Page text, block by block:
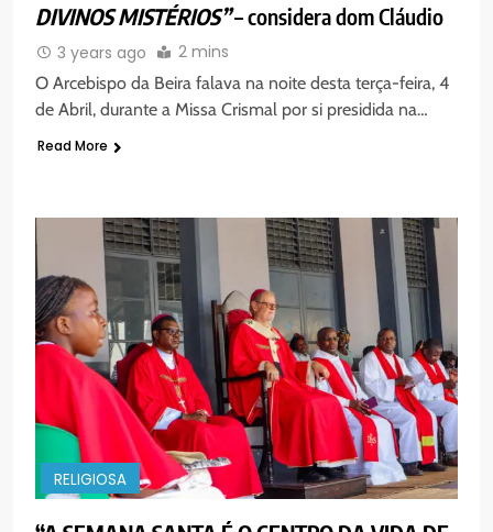
DIVINOS MISTÉRIOS”– considera dom Cláudio
3 years ago 2 mins
O Arcebispo da Beira falava na noite desta terça-feira, 4
de Abril, durante a Missa Crismal por si presidida na…
Read More
RELIGIOSA